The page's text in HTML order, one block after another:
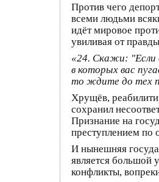
Против чего
всеми людьми
идёт мировое
увиливая от
«24. Скажи: "Если
в которых вас
то ждите до тех
Хрущёв,
сохранил
Признание на
преступлением по
И нынешняя
является большой
конфликты,